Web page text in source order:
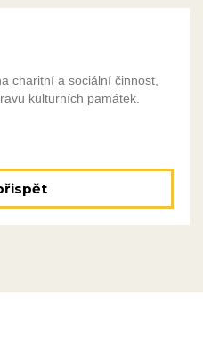
charitní a sociální činnost,
kulturních památek.